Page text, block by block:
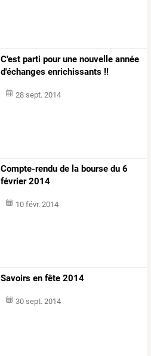
C'est parti pour une nouvelle année
d'échanges enrichissants !!
28 sept. 2014
Compte-rendu de la bourse du 6
février 2014
10 févr. 2014
Savoirs en fête 2014
30 sept. 2014